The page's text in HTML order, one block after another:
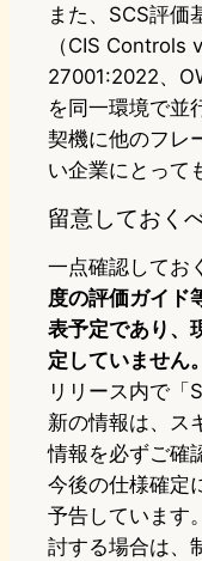
また、SCS評価
（CIS Controls
27001:2022、
を同一環境で並
契機に他のフレ
い企業にとって
留意しておく
一点確認してお
度の評価ガイド
表予定であり、
定していません。
リリース内で「
新の情報は、ス
情報を必ずご確
今後の仕様確定
予告しています
討する場合は、